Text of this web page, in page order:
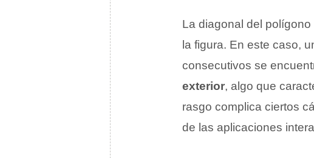
La diagonal del
la figura. En este caso,
consecutivos se
exterior, algo que
rasgo complica ciertos
de las aplicaciones